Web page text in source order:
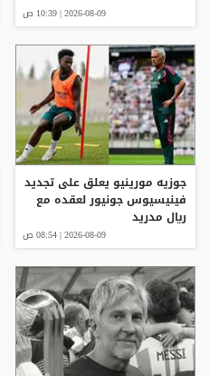
2026-08-09 | 10:39 ص
جوزيه مورينيو يعلق على تجديد
فينيسيوس جونيور لعقده مع
ريال مدريد
2026-08-09 | 08:54 ص